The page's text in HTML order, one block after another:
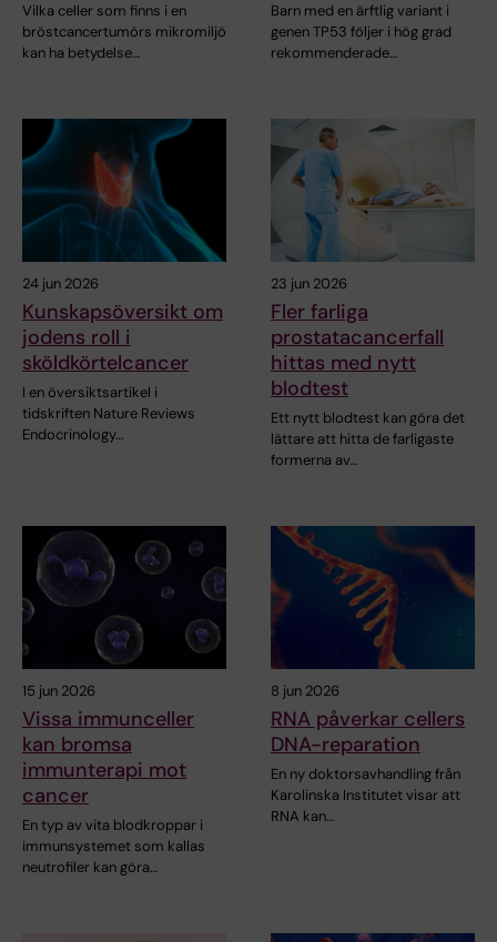
Vilka celler som finns i en
bröstcancertumörs mikromiljö
kan ha betydelse…
Barn med en ärftlig variant i
genen TP53 följer i hög grad
rekommenderade…
24 jun 2026
Kunskapsöversikt om
jodens roll i
sköldkörtelcancer
I en översiktsartikel i
tidskriften Nature Reviews
Endocrinology…
23 jun 2026
Fler farliga
prostatacancerfall
hittas med nytt
blodtest
Ett nytt blodtest kan göra det
lättare att hitta de farligaste
formerna av…
15 jun 2026
Vissa immunceller
kan bromsa
immunterapi mot
cancer
En typ av vita blodkroppar i
immunsystemet som kallas
neutrofiler kan göra…
8 jun 2026
RNA påverkar cellers
DNA-reparation
En ny doktorsavhandling från
Karolinska Institutet visar att
RNA kan…